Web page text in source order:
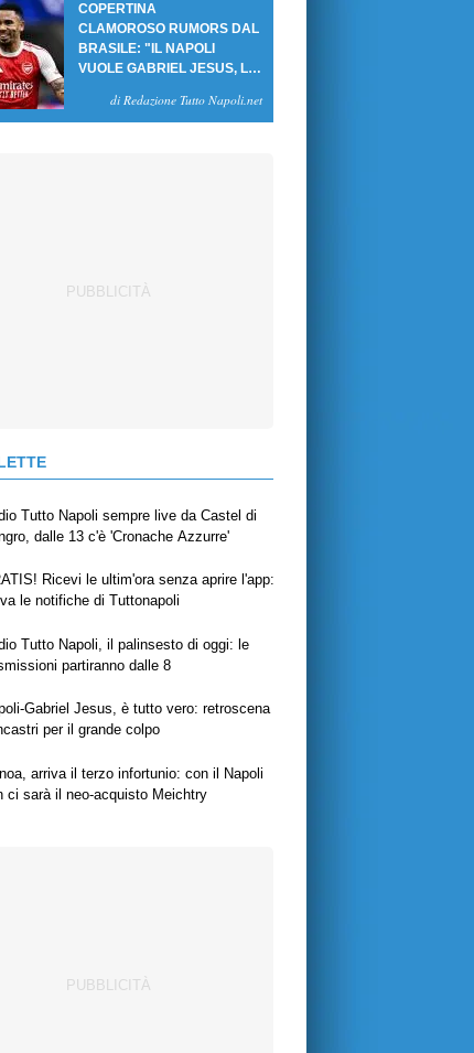
COPERTINA
CLAMOROSO RUMORS DAL
BRASILE: "IL NAPOLI
VUOLE GABRIEL JESUS, LE
di Redazione Tutto Napoli.net
Tutto Napoli sempre live da Castel di
dalle 13 c'è 'Cronache Azzurre'
Ricevi le ultim'ora senza aprire l'app:
le notifiche di Tuttonapoli
Tutto Napoli, il palinsesto di oggi: le
partiranno dalle 8
Gabriel Jesus, è tutto vero: retroscena
per il grande colpo
arriva il terzo infortunio: con il Napoli
ci sarà il neo-acquisto Meichtry